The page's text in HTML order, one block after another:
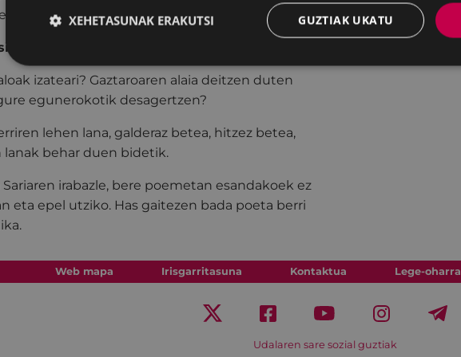
poemategia (Pamiela).
izateari? Gaztaroaren alaia deitzen duten
egunerokotik desagertzen?
lehen lana, galderaz betea, hitzez betea,
behar duen bidetik.
irabazle, bere poemetan esandakoek ez
eta epel utziko. Has gaitezen bada poeta berri
Web mapa Irisgarritasuna Kontaktua Lege-oharra
Udalaren sare sozial guztiak
GUZTIAK UKATU
XEHETASUNAK ERAKUTSI